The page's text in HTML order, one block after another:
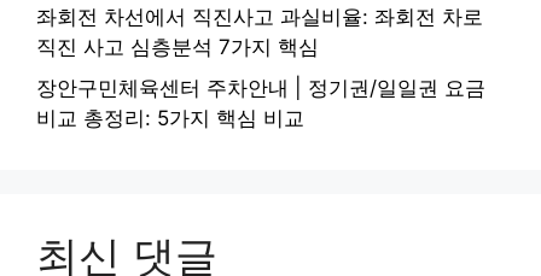
좌회전 차선에서 직진사고 과실비율: 좌회전 차로
직진 사고 심층분석 7가지 핵심
장안구민체육센터 주차안내 | 정기권/일일권 요금
비교 총정리: 5가지 핵심 비교
최신 댓글